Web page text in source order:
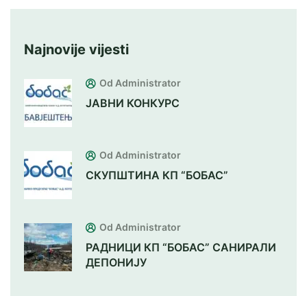
Najnovije vijesti
Od Administrator
ЈАВНИ КОНКУРС
Od Administrator
СКУПШТИНА КП “БОБАС”
Od Administrator
РАДНИЦИ КП “БОБАС” САНИРАЛИ
ДЕПОНИЈУ